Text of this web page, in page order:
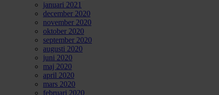
januari 2021
december 2020
november 2020
oktober 2020
september 2020
augusti 2020
juni 2020
maj 2020
april 2020
mars 2020
februari 2020